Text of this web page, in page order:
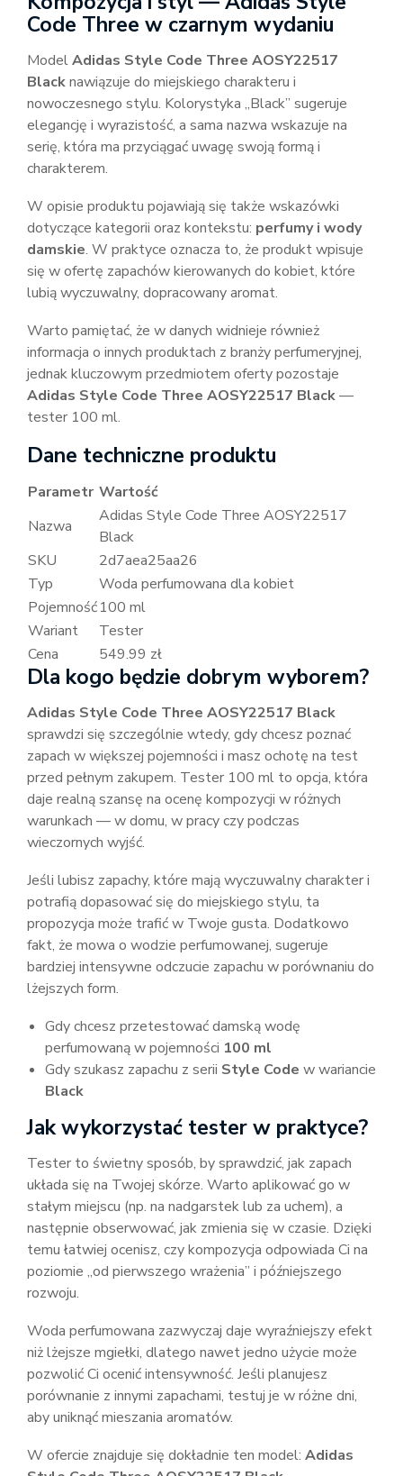
Code Three w czarnym wydaniu
ModelAdidas Style Code Three AOSY22517
Blacknawiązuje do miejskiego charakteru i
nowoczesnego stylu. Kolorystyka „Black” sugeruje
elegancję i wyrazistość, a sama nazwa wskazuje na
serię, która ma przyciągać uwagę swoją formą i
charakterem.
W opisie produktu pojawiają się także wskazówki
dotyczące kategorii oraz kontekstu: perfumy i wody
damskie. W praktyce oznacza to, że produkt wpisuje
się w ofertę zapachów kierowanych do kobiet, które
lubią wyczuwalny, dopracowany aromat.
Warto pamiętać, że w danych widnieje również
informacja o innych produktach z branży perfumeryjnej,
jednak kluczowym przedmiotem oferty pozostaje
Adidas Style Code Three AOSY22517 Black—
tester 100 ml.
Dane techniczne produktu
Parametr Wartość
Nazwa
Adidas Style Code Three AOSY22517
Black
SKU
2d7aea25aa26
Typ
Woda perfumowana dla kobiet
Pojemność100 ml
Wariant
Tester
Cena
549.99 zł
Dla kogo będzie dobrym wyborem?
Adidas Style Code Three AOSY22517 Black
sprawdzi się szczególnie wtedy, gdy chcesz poznać
zapach w większej pojemności i masz ochotę na test
przed pełnym zakupem. Tester 100 ml to opcja, która
daje realną szansę na ocenę kompozycji w różnych
warunkach — w domu, w pracy czy podczas
wieczornych wyjść.
Jeśli lubisz zapachy, które mają wyczuwalny charakter i
potrafią dopasować się do miejskiego stylu, ta
propozycja może trafić w Twoje gusta. Dodatkowo
fakt, że mowa o wodzie perfumowanej, sugeruje
bardziej intensywne odczucie zapachu w porównaniu do
lżejszych form.
Gdy chcesz przetestować damską wodę
perfumowaną w pojemności 100 ml
Gdy szukasz zapachu z serii Style Code w wariancie
Black
Jak wykorzystać tester w praktyce?
Tester to świetny sposób, by sprawdzić, jak zapach
układa się na Twojej skórze. Warto aplikować go w
stałym miejscu (np. na nadgarstek lub za uchem), a
następnie obserwować, jak zmienia się w czasie. Dzięki
temu łatwiej ocenisz, czy kompozycja odpowiada Ci na
poziomie „od pierwszego wrażenia” i późniejszego
rozwoju.
Woda perfumowana zazwyczaj daje wyraźniejszy efekt
niż lżejsze mgiełki, dlatego nawet jedno użycie może
pozwolić Ci ocenić intensywność. Jeśli planujesz
porównanie z innymi zapachami, testuj je w różne dni,
aby uniknąć mieszania aromatów.
W ofercie znajduje się dokładnie ten model: Adidas